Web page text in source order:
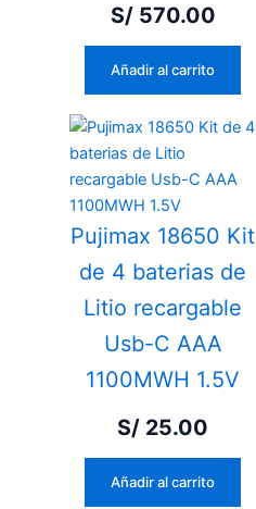
S/570.00
Añadir al carrito
Pujimax 18650 Kit
de 4 baterias de
Litio recargable
Usb-C AAA
1100MWH 1.5V
S/ 25.00
Añadir al carrito